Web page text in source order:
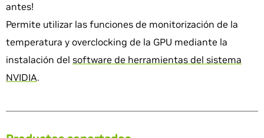
antes!
Permite utilizar las funciones de monitorización de la
temperatura y overclocking de la GPU mediante la
instalación del software de herramientas del sistema
NVIDIA.